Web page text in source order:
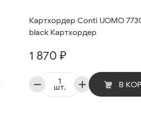
Картхордер Conti UOMO
black Картхордер
1 870 ₽
шт. В